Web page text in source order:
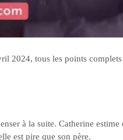
2024, tous les points
à la suite. Catherine estime
est pire que son père.